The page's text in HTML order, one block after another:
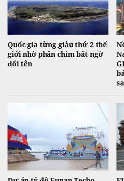
Quốc gia từng giàu thứ 2 thế
giới nhờ phân chim bất ngờ
đổi tên